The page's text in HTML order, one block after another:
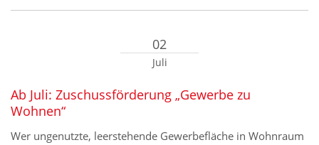
02
Juli
Ab Juli: Zuschussförderung „Gewerbe zu
Wohnen“
Wer ungenutzte, leerstehende Gewerbefläche in Wohnraum